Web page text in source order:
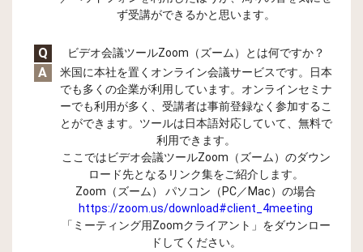
ず受講ができるかと思います。
Q ビデオ会議ツールZoom（ズーム）とは何ですか？
A
米国に本社を置くオンライン会議サービスです。日本
でも多くの企業が利用しています。オンラインセミナ
ーでも利用が多く、受講者は事前登録なく参加するこ
とができます。ツールは日本語対応していて、無料で
利用できます。
ここではビデオ会議ツールZoom（ズーム）のダウン
ロード先となるリンク集をご紹介します。
Zoom（ズーム） パソコン（PC／Mac）の場合
https://zoom.us/download#client_4meeting
「ミーティング用Zoomクライアント」をダウンロー
ドしてください。